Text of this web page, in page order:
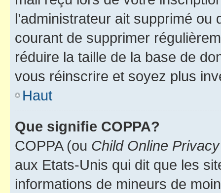
l’administrateur ait supprimé
courant de supprimer
réduire la taille de la base de
vous réinscrire et soyez plus
Haut
Que signifie COPPA?
COPPA (ou Child Online
aux Etats-Unis qui dit que les
informations de mineurs de